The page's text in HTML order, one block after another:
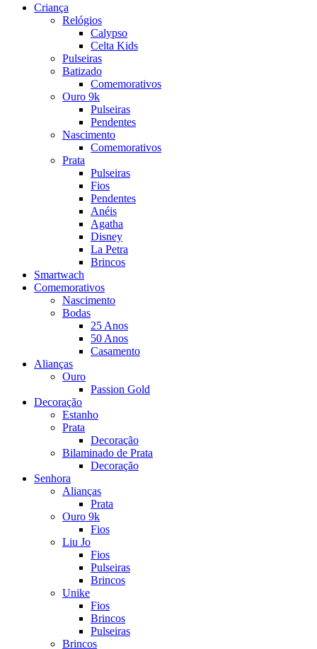
Criança
Relógios
Calypso
Celta Kids
Pulseiras
Batizado
Comemorativos
Ouro 9k
Pulseiras
Pendentes
Nascimento
Comemorativos
Prata
Pulseiras
Fios
Pendentes
Anéis
Agatha
Disney
La Petra
Brincos
Smartwach
Comemorativos
Nascimento
Bodas
25 Anos
50 Anos
Casamento
Alianças
Ouro
Passion Gold
Decoração
Estanho
Prata
Decoração
Bilaminado de Prata
Decoração
Senhora
Alianças
Prata
Ouro 9k
Fios
Liu Jo
Fios
Pulseiras
Brincos
Unike
Fios
Brincos
Pulseiras
Brincos